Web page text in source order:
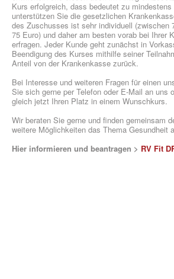
Kurs erfolgreich, dass bedeutet zu
unterstützen Sie die gesetzlichen
des Zuschusses ist sehr individuell (zwischen
75 Euro) und daher am besten vorab bei Ihrer
erfragen. Jeder Kunde geht zunächst in
Beendigung des Kurses mithilfe seiner
Anteil von der Krankenkasse zurück.
Bei Interesse und weiteren Fragen für einen
Sie sich gerne per Telefon oder E-Mail an uns
gleich jetzt Ihren Platz in einem Wunschkurs.
Wir beraten Sie gerne und finden gemeinsam
weitere Möglichkeiten das Thema Gesundheit
Hier informieren und beantragen > RV Fit